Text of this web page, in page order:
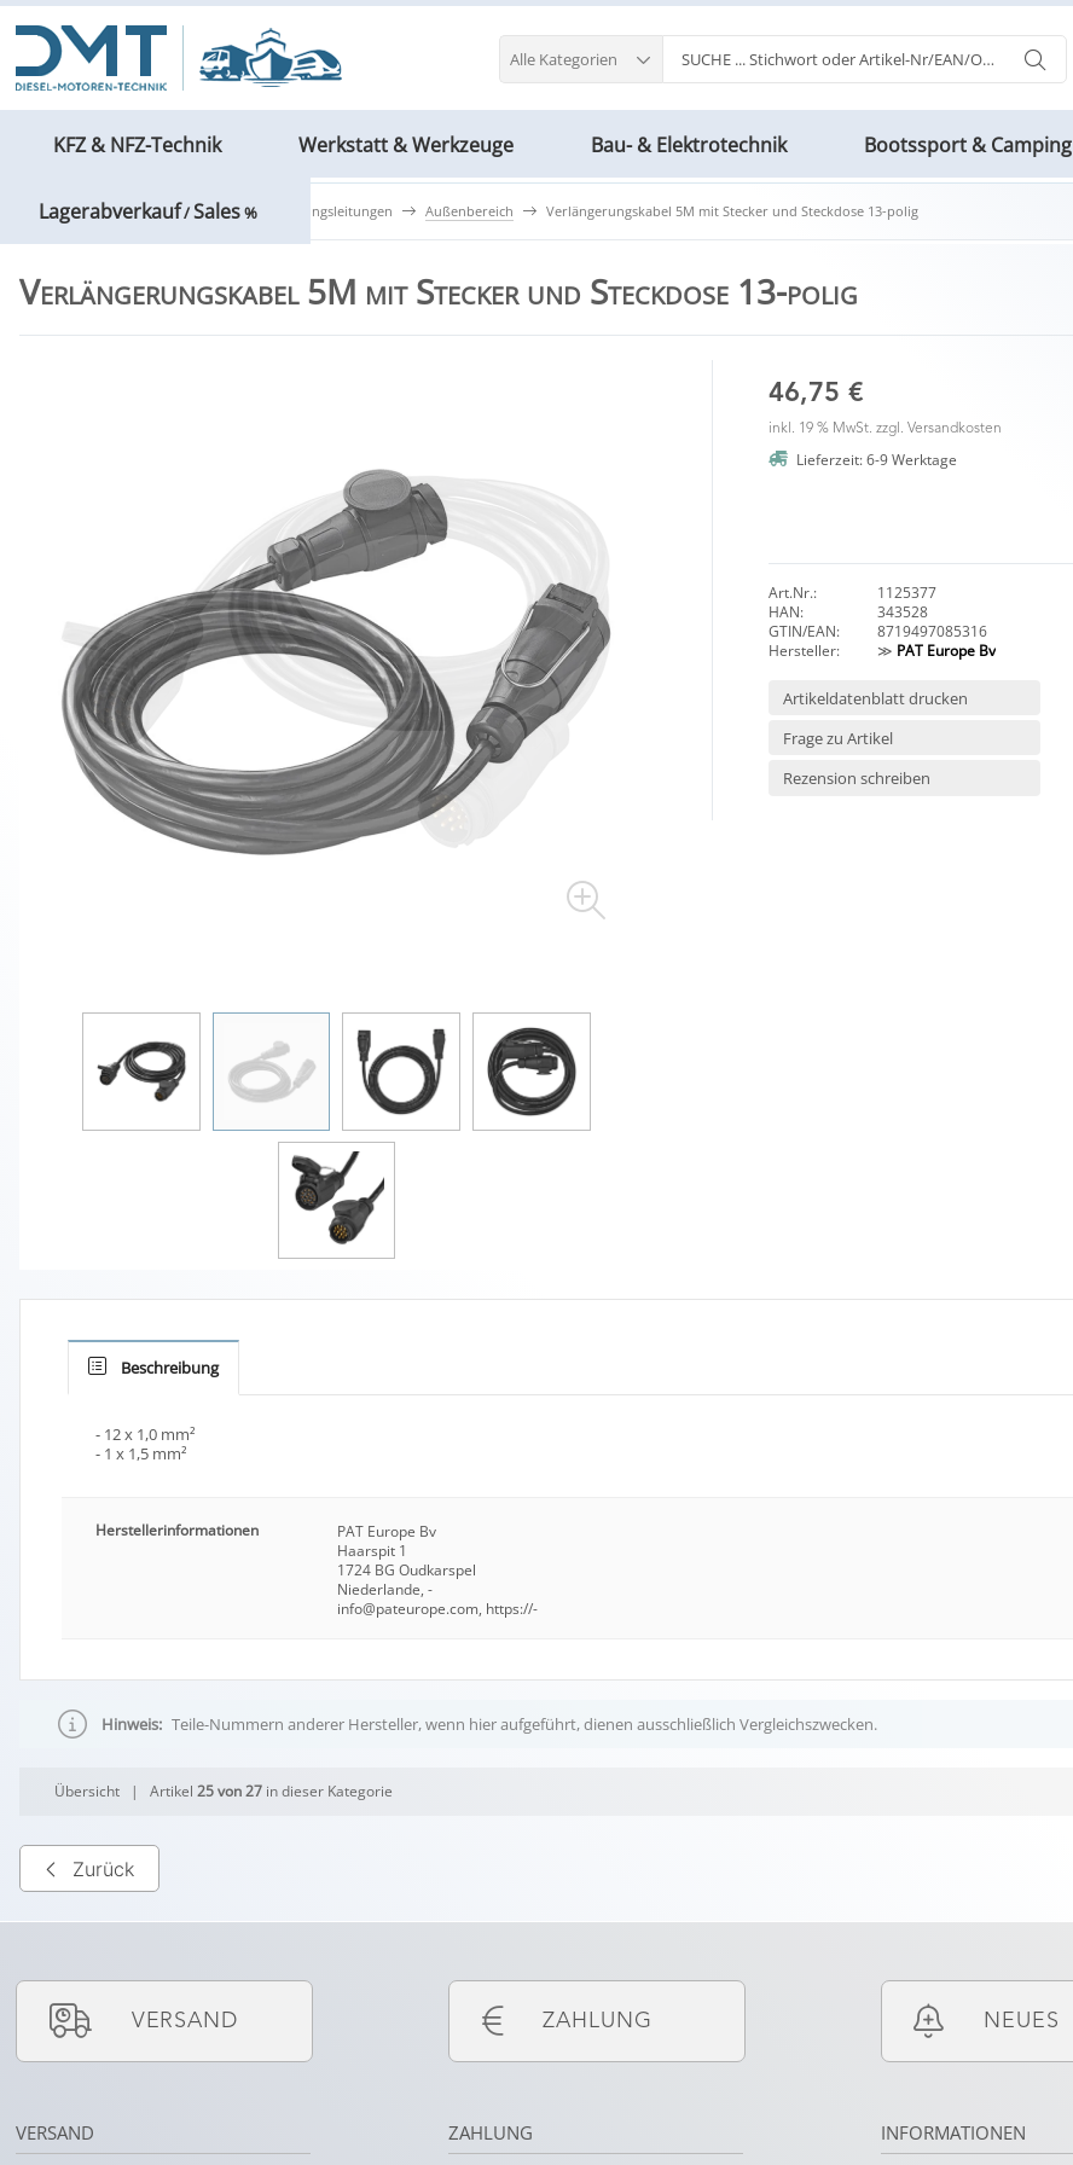
Alle Kategorien
KFZ & NFZ-Technik Werkstatt & Werkzeuge Bau- & Elektrotechnik Bootssport & Camping
Lagerabverkauf/Sales%
Bau- & Elektrotechnik Verlängerungsleitungen Außenbereich Verlängerungskabel 5M mit Stecker und Steckdose 13-polig
Verlängerungskabel 5M mit Stecker und Steckdose 13-polig
46,75 €
inkl. 19 % MwSt. zzgl. Versandkosten
Lieferzeit: 6-9 Werktage
Art.Nr.:
1125377
HAN:
343528
GTIN/EAN:
8719497085316
Hersteller:
≫ PAT Europe Bv
Artikeldatenblatt drucken
Frage zu Artikel
Rezension schreiben
Beschreibung
- 12 x 1,0 mm²
- 1 x 1,5 mm²
Herstellerinformationen
PAT Europe Bv
Haarspit 1
1724 BG Oudkarspel
Niederlande, -
info@pateurope.com, https://-
Hinweis: Teile-Nummern anderer Hersteller, wenn hier aufgeführt, dienen ausschließlich Vergleichszwecken.
Übersicht | Artikel25 von 27 in dieser Kategorie
Zurück
VERSAND
VERSAND
ZAHLUNG
ZAHLUNG
NEUES
INFORMATIONEN